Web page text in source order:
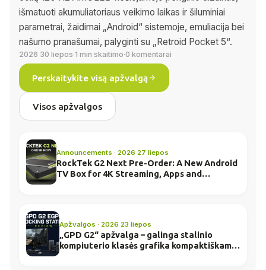
išmatuoti akumuliatoriaus veikimo laikas ir šiluminiai
parametrai, žaidimai „Android“ sistemoje, emuliacija bei
našumo pranašumai, palyginti su „Retroid Pocket 5“.
2026 30 liepos·1 min skaitimo·0 komentarai
Perskaitykite visą apžvalgą
Visos apžvalgos
Announcements · 2026 27 liepos
RockTek G2 Next Pre-Order: A New Android
TV Box for 4K Streaming, Apps and
Everyday Entertainment
Apžvalgos · 2026 23 liepos
„GPD G2“ apžvalga – galinga stalinio
kompiuterio klasės grafika kompaktiškame
doko korpuse